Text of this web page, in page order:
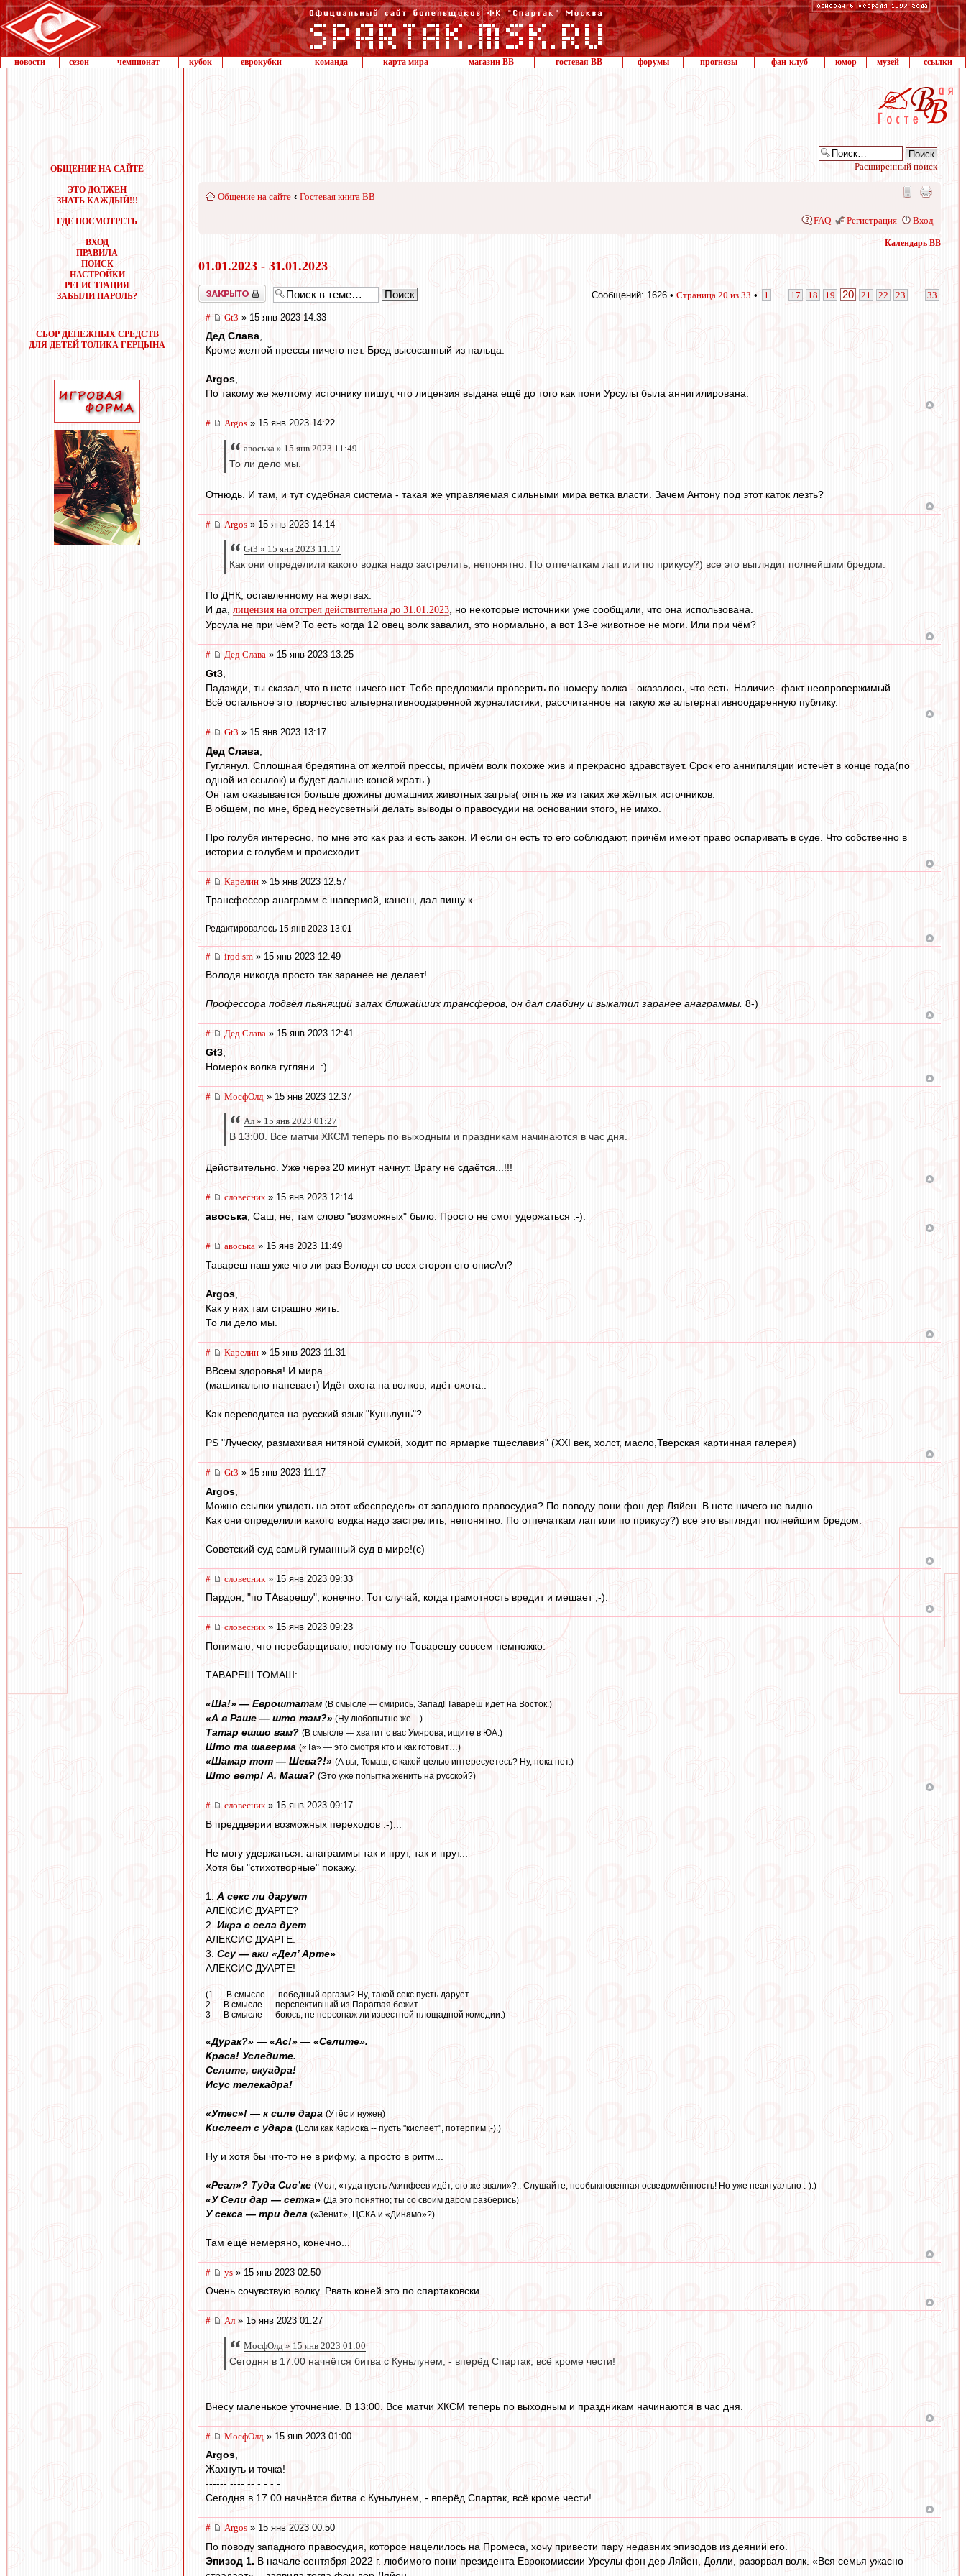
новости сезон чемпионат кубок еврокубки команда карта мира магазин ВВ гостевая ВВ форумы прогнозы фан-клуб юмор музей ссылки
ОБЩЕНИЕ НА САЙТЕ
ЭТО ДОЛЖЕН
ЗНАТЬ КАЖДЫЙ!!!
ГДЕ ПОСМОТРЕТЬ
ВХОД
ПРАВИЛА
ПОИСК
НАСТРОЙКИ
РЕГИСТРАЦИЯ
ЗАБЫЛИ ПАРОЛЬ?
СБОР ДЕНЕЖНЫХ СРЕДСТВ
ДЛЯ ДЕТЕЙ ТОЛИКА ГЕРЦЫНА
Расширенный поиск
Общение на сайте ‹ Гостевая книга ВВ
FAQ Регистрация Вход
Календарь ВВ
01.01.2023 - 31.01.2023
Закрыто Сообщений: 1626 • Страница 20 из 33 • 1 17 18 19 20 21 22 23 33
# Gt3 » 15 янв 2023 14:33
Дед Слава,
Кроме желтой прессы ничего нет. Бред высосанный из пальца.
Argos,
По такому же желтому источнику пишут, что лицензия выдана ещё до того как пони Урсулы была аннигилирована.
# Argos » 15 янв 2023 14:22
авоська » 15 янв 2023 11:49
То ли дело мы.
Отнюдь. И там, и тут судебная система - такая же управляемая сильными мира ветка власти. Зачем Антону под этот каток лезть?
# Argos » 15 янв 2023 14:14
Gt3 » 15 янв 2023 11:17
Как они определили какого водка надо застрелить, непонятно. По отпечаткам лап или по прикусу?) все это выглядит полнейшим бредом.
По ДНК, оставленному на жертвах.
И да, лицензия на отстрел действительна до 31.01.2023, но некоторые источники уже сообщили, что она использована.
Урсула не при чём? То есть когда 12 овец волк завалил, это нормально, а вот 13-е животное не моги. Или при чём?
# Дед Слава » 15 янв 2023 13:25
Gt3
Падажди, ты сказал, что в нете ничего нет. Тебе предложили проверить по номеру волка - оказалось, что есть. Наличие- факт неопровержимый.
Всё остальное это творчество альтернативноодаренной журналистики, рассчитанное на такую же альтернативноодаренную публику.
# Gt3 » 15 янв 2023 13:17
Дед Слава
Гуглянул. Сплошная бредятина от желтой прессы, причём волк похоже жив и прекрасно здравствует. Срок его аннигиляции истечёт в конце года(по
одной из ссылок) и будет дальше коней жрать.)
Он там оказывается больше дюжины домашних животных загрыз( опять же из таких же жёлтых источников.
В общем, по мне, бред несусветный делать выводы о правосудии на основании этого, не имхо.
Про голубя интересно, по мне это как раз и есть закон. И если он есть то его соблюдают, причём имеют право оспаривать в суде. Что собственно в
истории с голубем и происходит.
# Карелин » 15 янв 2023 12:57
Трансфессор анаграмм с шавермой, канеш, дал пищу к..
Редактировалось 15 янв 2023 13:01
# irod sm » 15 янв 2023 12:49
Володя никогда просто так заранее не делает!
Профессора подвёл пьянящий запах ближайших трансферов, он дал слабину и выкатил заранее анаграммы. 8-)
# Дед Слава » 15 янв 2023 12:41
Gt3
Номерок волка гугляни. :)
# МосфОлд » 15 янв 2023 12:37
Ал » 15 янв 2023 01:27
В 13:00. Все матчи ХКСМ теперь по выходным и праздникам начинаются в час дня.
Действительно. Уже через 20 минут начнут. Врагу не сдаётся...!!!
# словесник» 15 янв 2023 12:14
авоська , Саш, не, там слово "возможных" было. Просто не смог удержаться :-).
# авоська » 15 янв 2023 11:49
Тавареш наш уже что ли раз Володя со всех сторон его описАл?
Argos
Как у них там страшно жить.
То ли дело мы.
# Карелин » 15 янв 2023 11:31
ВВсем здоровья! И мира.
(машинально напевает) Идёт охота на волков, идёт охота..
Как переводится на русский язык "Куньлунь"?
PS "Луческу, размахивая нитяной сумкой, ходит по ярмарке тщеславия" (XXI век, холст, масло,Тверская картинная галерея)
# Gt3 » 15 янв 2023 11:17
Argos
Можно ссылки увидеть на этот «беспредел» от западного правосудия? По поводу пони фон дер Ляйен. В нете ничего не видно.
Как они определили какого водка надо застрелить, непонятно. По отпечаткам лап или по прикусу?) все это выглядит полнейшим бредом.
Советский суд самый гуманный суд в мире!(с)
# словесник » 15 янв 2023 09:33
Пардон, "по ТАварешу", конечно. Тот случай, когда грамотность вредит и мешает ;-).
# словесник» 15 янв 2023 09:23
Понимаю, что перебарщиваю, поэтому по Товарешу совсем немножко.
ТАВАРЕШ ТОМАШ:
«Ша!» — Евроштатам (В смысле — смирись, Запад! Тавареш идёт на Восток.)
«А в Раше — што там?» (Ну любопытно же…)
Татар ешшо вам? (В смысле — хватит с вас Умярова, ищите в ЮА.)
Што та шаверма («Та» — это смотря кто и как готовит…)
«Шамар тот — Шева?!» (А вы, Томаш, с какой целью интересуетесь? Ну, пока нет.)
Што ветр! А, Маша? (Это уже попытка женить на русской?)
# словесник» 15 янв 2023 09:17
В преддверии возможных переходов :-)...
Не могу удержаться: анаграммы так и прут, так и прут...
Хотя бы "стихотворные" покажу.
1. А секс ли дарует
АЛЕКСИС ДУАРТЕ?
2. Икра с села дует —
АЛЕКСИС ДУАРТЕ.
3. Ссу — аки «Дел’ Арте»
АЛЕКСИС ДУАРТЕ!
(1 — В смысле — победный оргазм? Ну, такой секс пусть дарует.
2 — В смысле — перспективный из Парагвая бежит.
3 — В смысле — боюсь, не персонаж ли известной площадной комедии.)
«Дурак?» — «Ас!» — «Селите».
Краса! Уследите.
Селите, скуадра!
Исус телекадра!
«Утес»! — к силе дара (Утёс и нужен)
Кислеет с удара (Если как Кариока -- пусть "кислеет", потерпим ;-).)
Ну и хотя бы что-то не в рифму, а просто в ритм...
«Реал»? Туда Сис’ке (Мол, «туда пусть Акинфеев идёт, его же звали»?.. Слушайте, необыкновенная осведомлённость! Но уже неактуально :-).)
«У Сели дар — сетка» (Да это понятно; ты со своим даром разберись)
У секса — три дела («Зенит», ЦСКА и «Динамо»?)
Там ещё немеряно, конечно...
# ys » 15 янв 2023 02:50
Очень сочувствую волку. Рвать коней это по спартаковски.
# Ал » 15 янв 2023 01:27
МосфОлд » 15 янв 2023 01:00
Сегодня в 17.00 начнётся битва с Куньлунем, - вперёд Спартак, всё кроме чести!
Внесу маленькое уточнение. В 13:00. Все матчи ХКСМ теперь по выходным и праздникам начинаются в час дня.
# МосфОлд » 15 янв 2023 01:00
Argos,
Жахнуть и точка!
------ ---- -- - - - -
Сегодня в 17.00 начнётся битва с Куньлунем, - вперёд Спартак, всё кроме чести!
# Argos » 15 янв 2023 00:50
По поводу западного правосудия, которое нацелилось на Промеса, хочу привести пару недавних эпизодов из деяний его.
Эпизод 1. В начале сентября 2022 г. любимого пони президента Еврокомиссии Урсулы фон дер Ляйен, Долли, разорвал волк. «Вся семья ужасно